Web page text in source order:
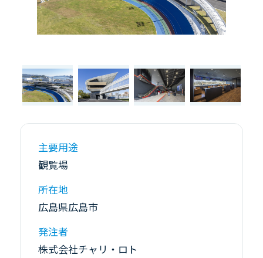
主要用途
観覧場
所在地
広島県広島市
発注者
株式会社チャリ・ロト